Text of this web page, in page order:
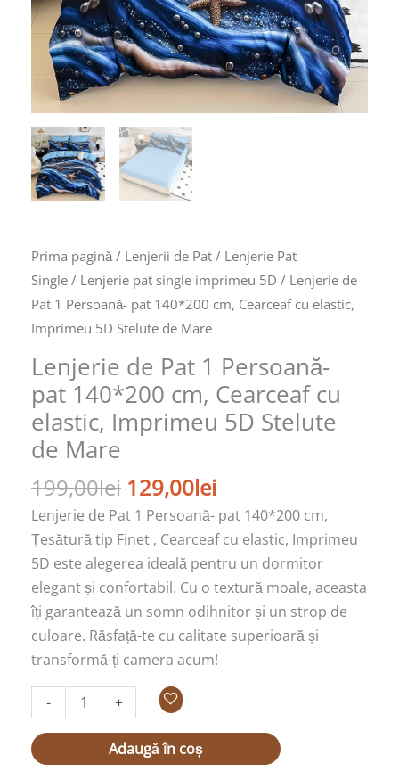
Prima pagină / Lenjerii de Pat / Lenjerie Pat
Single / Lenjerie pat single imprimeu 5D / Lenjerie de
Pat 1 Persoană- pat 140*200 cm, Cearceaf cu elastic,
Imprimeu 5D Stelute de Mare
Lenjerie de Pat 1 Persoană-
pat 140*200 cm, Cearceaf cu
elastic, Imprimeu 5D Stelute
de Mare
199,00lei 129,00lei
Lenjerie de Pat 1 Persoană- pat 140*200 cm,
Țesătură tip Finet , Cearceaf cu elastic, Imprimeu
5D este alegerea ideală pentru un dormitor
elegant și confortabil. Cu o textură moale, aceasta
îți garantează un somn odihnitor și un strop de
culoare. Răsfață-te cu calitate superioară și
transformă-ți camera acum!
-
cu
elastic,
Imprimeu
5D
Stelute
de
Mare
+
Adaugă în coș